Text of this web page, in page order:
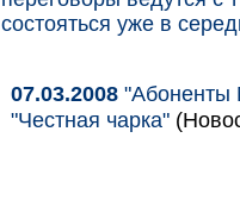
состояться уже в
07.03.2008 "Абоненты
"Честная чарка"